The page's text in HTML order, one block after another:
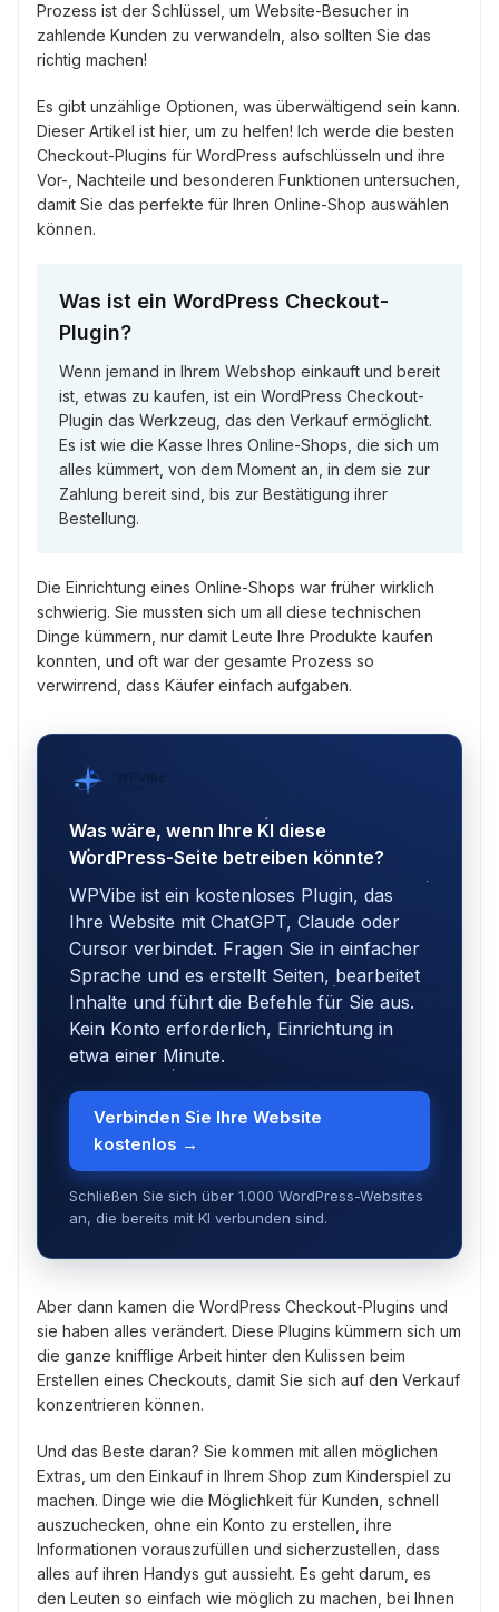
Prozess ist der Schlüssel, um Website-Besucher in
zahlende Kunden zu verwandeln, also sollten Sie das
richtig machen!
Es gibt unzählige Optionen, was überwältigend sein kann.
Dieser Artikel ist hier, um zu helfen! Ich werde die besten
Checkout-Plugins für WordPress aufschlüsseln und ihre
Vor-, Nachteile und besonderen Funktionen untersuchen,
damit Sie das perfekte für Ihren Online-Shop auswählen
können.
Was ist ein WordPress Checkout-
Plugin?
Wenn jemand in Ihrem Webshop einkauft und bereit
ist, etwas zu kaufen, ist ein WordPress Checkout-
Plugin das Werkzeug, das den Verkauf ermöglicht.
Es ist wie die Kasse Ihres Online-Shops, die sich um
alles kümmert, von dem Moment an, in dem sie zur
Zahlung bereit sind, bis zur Bestätigung ihrer
Bestellung.
Die Einrichtung eines Online-Shops war früher wirklich
schwierig. Sie mussten sich um all diese technischen
Dinge kümmern, nur damit Leute Ihre Produkte kaufen
konnten, und oft war der gesamte Prozess so
verwirrend, dass Käufer einfach aufgaben.
WPVibe
Was wäre, wenn Ihre KI diese
WordPress-Seite betreiben könnte?
WPVibe ist ein kostenloses Plugin, das
Ihre Website mit ChatGPT, Claude oder
Cursor verbindet. Fragen Sie in einfacher
Sprache und es erstellt Seiten, bearbeitet
Inhalte und führt die Befehle für Sie aus.
Kein Konto erforderlich, Einrichtung in
etwa einer Minute.
Verbinden Sie Ihre Website
kostenlos →
Schließen Sie sich über 1.000 WordPress-Websites
an, die bereits mit KI verbunden sind.
Aber dann kamen die WordPress Checkout-Plugins und
sie haben alles verändert. Diese Plugins kümmern sich um
die ganze knifflige Arbeit hinter den Kulissen beim
Erstellen eines Checkouts, damit Sie sich auf den Verkauf
konzentrieren können.
Und das Beste daran? Sie kommen mit allen möglichen
Extras, um den Einkauf in Ihrem Shop zum Kinderspiel zu
machen. Dinge wie die Möglichkeit für Kunden, schnell
auszuchecken, ohne ein Konto zu erstellen, ihre
Informationen vorauszufüllen und sicherzustellen, dass
alles auf ihren Handys gut aussieht. Es geht darum, es
den Leuten so einfach wie möglich zu machen, bei Ihnen